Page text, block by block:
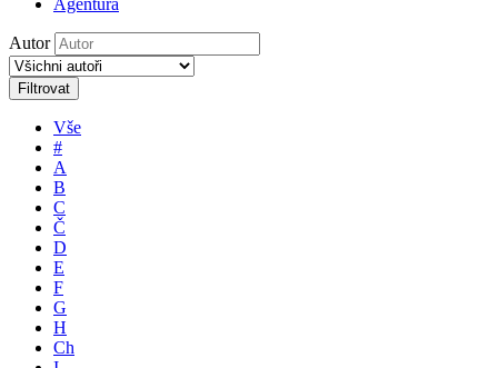
Autor
Filtrovat
Vše
#
A
B
C
Č
D
E
F
G
H
Ch